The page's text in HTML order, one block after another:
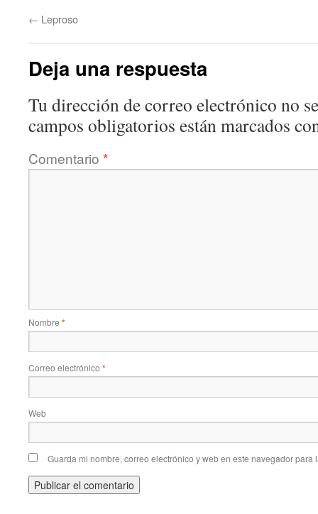
← Leproso
Deja una respuesta
Tu dirección de correo electrónico no
campos obligatorios están marcados
Comentario *
Nombre *
Correo electrónico *
Web
Guarda mi nombre, correo electrónico y web en este navegador para